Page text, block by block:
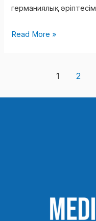
германиялық
Read More »
1 2